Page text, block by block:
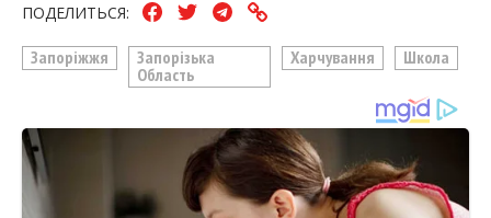
ПОДЕЛИТЬСЯ:
Запоріжжя
Запорізька
Область
Харчування Школа